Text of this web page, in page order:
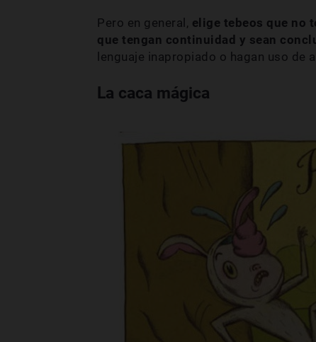
Pero en general, elige tebeos que no
que tengan continuidad y sean
lenguaje inapropiado o hagan uso de
La caca mágica